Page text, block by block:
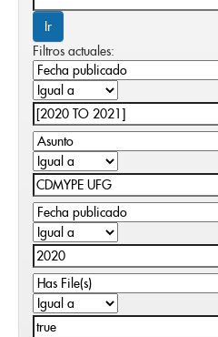
Filtros actuales: